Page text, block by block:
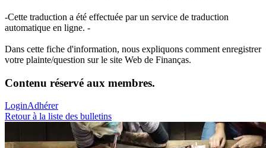
-Cette traduction a été effectuée par un service de traduction
automatique en ligne. -
Dans cette fiche d'information, nous expliquons comment enregistrer
votre plainte/question sur le site Web de Finanças.
Contenu réservé aux membres.
LoginAdhérer
Retour à la liste des bulletins